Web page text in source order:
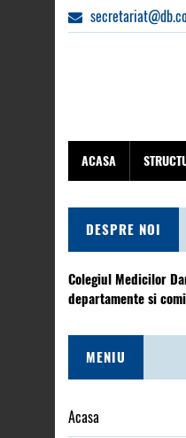
ACASA
DESPRE NOI
Colegiul Medicilor
departamente si
MENIU
Acasa